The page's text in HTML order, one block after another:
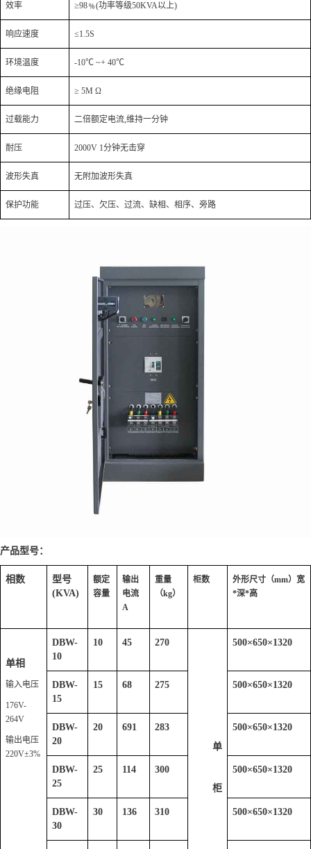
效率 ≥98﹪(功率等级50KVA以上)
响应速度 ≤1.5S
环境温度 -10℃ ~+ 40℃
绝缘电阻 ≥ 5M Ω
过载能力 二倍额定电流,维持一分钟
耐压 2000V 1分钟无击穿
波形失真 无附加波形失真
保护功能 过压、欠压、过流、缺相、相序、旁路
产品型号：
相数
型号
(KVA)
额定
容量
输出
电流
A
重量
（kg）
柜数
外形尺寸（mm）宽
*深*高
单相
输入电压
176V-
264V
输出电压
220V±3%
DBW-
10
10 45 270
单
柜
500×650×1320
DBW-
15
15 68 275 500×650×1320
DBW-
20
20 691 283 500×650×1320
DBW-
25
25 114 300 500×650×1320
DBW-
30
30 136 310 500×650×1320